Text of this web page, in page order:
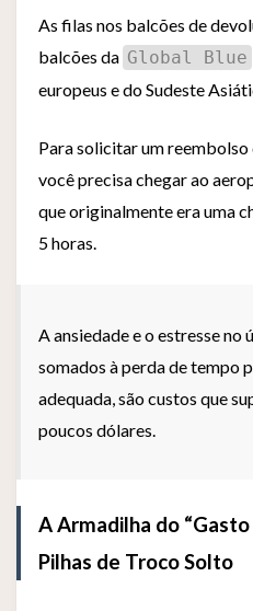
As filas nos balcões de
balcões da Global Blue
europeus e do Sudeste
Para solicitar um reembolso
você precisa chegar ao
que originalmente era uma
5 horas.
A ansiedade e o estresse no
somados à perda de tempo
adequada, são custos que
poucos dólares.
A Armadilha do
Pilhas de Troco Solto